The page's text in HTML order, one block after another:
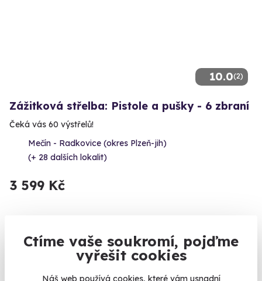
Ctíme vaše soukromí, pojďme
vyřešit cookies
Náš web používá cookies, které vám usnadní
10.0(2)
Zážitková střelba: Pistole a pušky - 6 zbraní
Čeká vás 60 výstřelů!
Mečín - Radkovice (okres Plzeň-jih)
(+ 28 dalších lokalit)
3 599 Kč
Volný termín už 11. 08. 2026